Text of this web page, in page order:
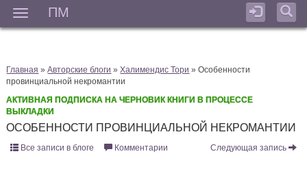
ПМ
Главная »Авторские блоги »Халимендис Тори » Особенности
провинциальной некромантии
АКТИВНАЯ ПОДПИСКА НА ЧЕРНОВИК КНИГИ В ПРОЦЕССЕ
ВЫКЛАДКИ
ОСОБЕННОСТИ ПРОВИНЦИАЛЬНОЙ НЕКРОМАНТИИ
Все записи в блоге Комментарии Следующая запись